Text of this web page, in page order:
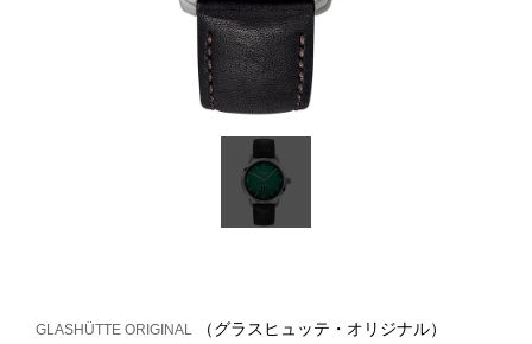
GLASHÜTTE ORIGINAL （グラスヒュッテ・オリジナル）